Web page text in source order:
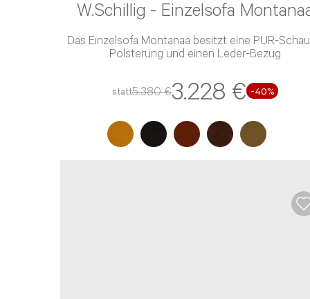
W.Schillig - Einzelsofa
Das Einzelsofa Montanaa besitzt eine PUR-Schaum-
Polsterung und einen Leder-Bezug
statt5.380 €3.228 € -40%